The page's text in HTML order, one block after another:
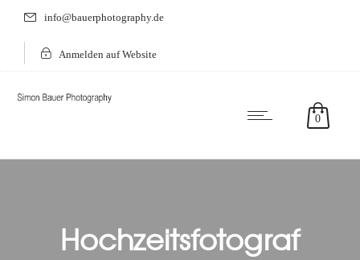
info@bauerphotography.de
Anmelden auf Website
0
Hochzeitsfotograf